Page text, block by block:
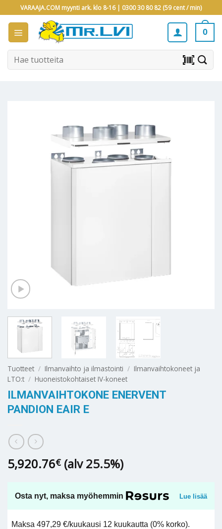
to
content
VARAAJA.COM myynti ark. klo 8-16 | 0300 30 80 82 (59 cent / min)
0
Etsi: barcode_scanner
Tuotteet / Ilmanvaihto ja ilmastointi / Ilmanvaihtokoneet ja
LTO:t / Huoneistokohtaiset IV-koneet
ILMANVAIHTOKONE ENERVENT
PANDION EAIR E
5,920.76€ (alv 25.5%)
Osta nyt, maksa myöhemmin Lue lisää
Maksa 497,29 €/kuukausi 12 kuukautta (0% korko).